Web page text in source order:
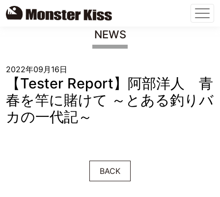
NEWS
2022年09月16日
【Tester Report】阿部洋人 青
春を竿に賭けて ～とある釣りバ
カの一代記～
BACK